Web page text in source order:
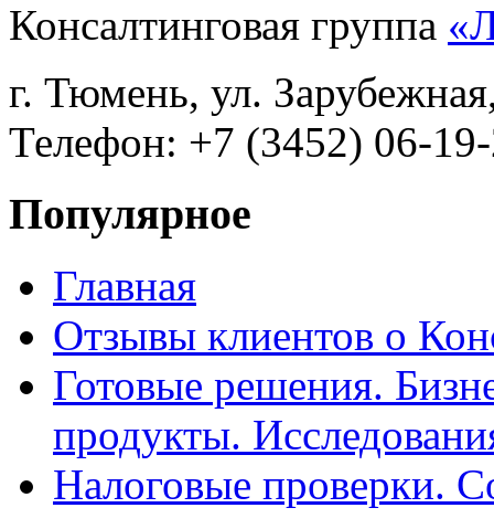
Консалтинговая группа
г. Тюмень, ул.
Телефон: +7 (3452) 06-
Популярное
Главная
Отзывы клиентов о
Готовые решения.
продукты.
Налоговые проверки.